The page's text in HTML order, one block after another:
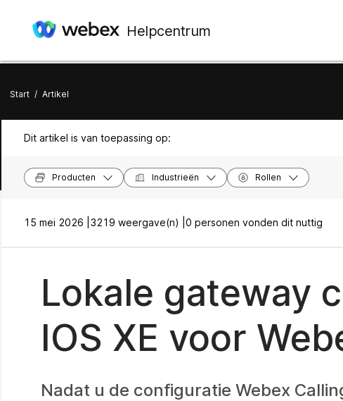
Helpcentrum
Start / Artikel
Dit artikel is van toepassing op:
Producten Industrieën Rollen
15 mei 2026 | 3219 weergave(n) | 0 personen vonden dit nuttig
Lokale gateway
IOS XE voor
Nadat u de configuratie Webex